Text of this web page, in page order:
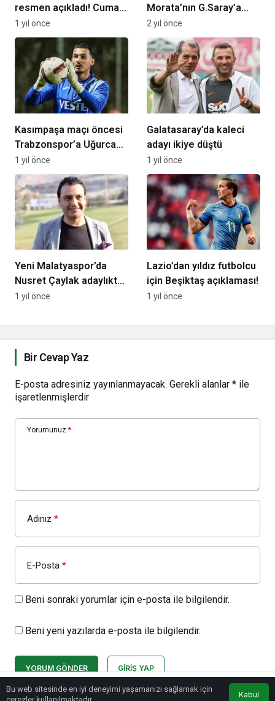
resmen açıkladı! Cuma
günü şehre geliyor…
1 yıl önce
Morata’nın G.Saray’a
transferi için öne
sürdüğü şartı açıkladı
2 yıl önce
Kasımpaşa maçı öncesi
Trabzonspor’a Uğurcan
Çakır’dan kötü haber
1 yıl önce
Galatasaray’da kaleci
adayı ikiye düştü
1 yıl önce
Yeni Malatyaspor’da
Nusret Çaylak adaylıktan
çekildi
1 yıl önce
Lazio’dan yıldız futbolcu
için Beşiktaş açıklaması!
1 yıl önce
Bir Cevap Yaz
E-posta adresiniz yayınlanmayacak. Gerekli alanlar * ile
işaretlenmişlerdir
Yorumunuz *
Adınız *
E-Posta *
Beni sonraki yorumlar için e-posta ile bilgilendir.
Beni yeni yazılarda e-posta ile bilgilendir.
YORUM GÖNDER GIRIŞ YAP
Bu web sitesinde en iyi deneyimi yaşamanızı sağlamak için
çerezler kullanılmaktadır.
Kabul